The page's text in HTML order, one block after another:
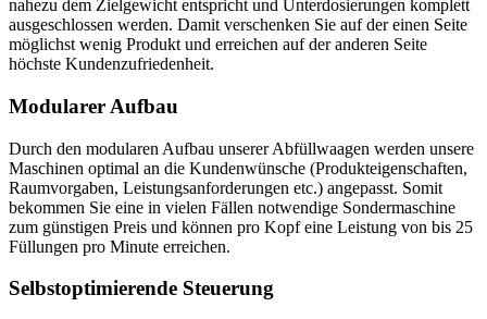
nahezu dem Zielgewicht entspricht und Unterdosierungen komplett
ausgeschlossen werden. Damit verschenken Sie auf der einen Seite
möglichst wenig Produkt und erreichen auf der anderen Seite
höchste Kundenzufriedenheit.
Modularer Aufbau
Durch den modularen Aufbau unserer Abfüllwaagen werden unsere
Maschinen optimal an die Kundenwünsche (Produkteigenschaften,
Raumvorgaben, Leistungsanforderungen etc.) angepasst. Somit
bekommen Sie eine in vielen Fällen notwendige Sondermaschine
zum günstigen Preis und können pro Kopf eine Leistung von bis 25
Füllungen pro Minute erreichen.
Selbstoptimierende Steuerung